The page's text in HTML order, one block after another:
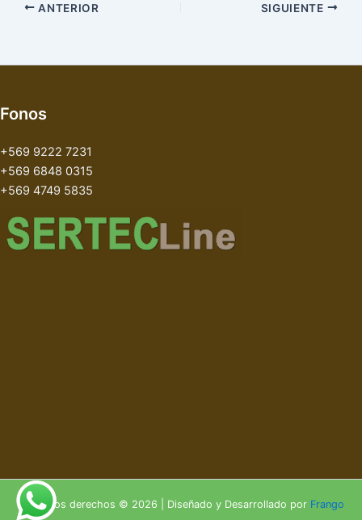
ANTERIOR SIGUIENTE
Fonos
+569 9222 7231
+569 6848 0315
+569 4749 5835
Todos los derechos © 2026 | Diseñado y Desarrollado por Frango